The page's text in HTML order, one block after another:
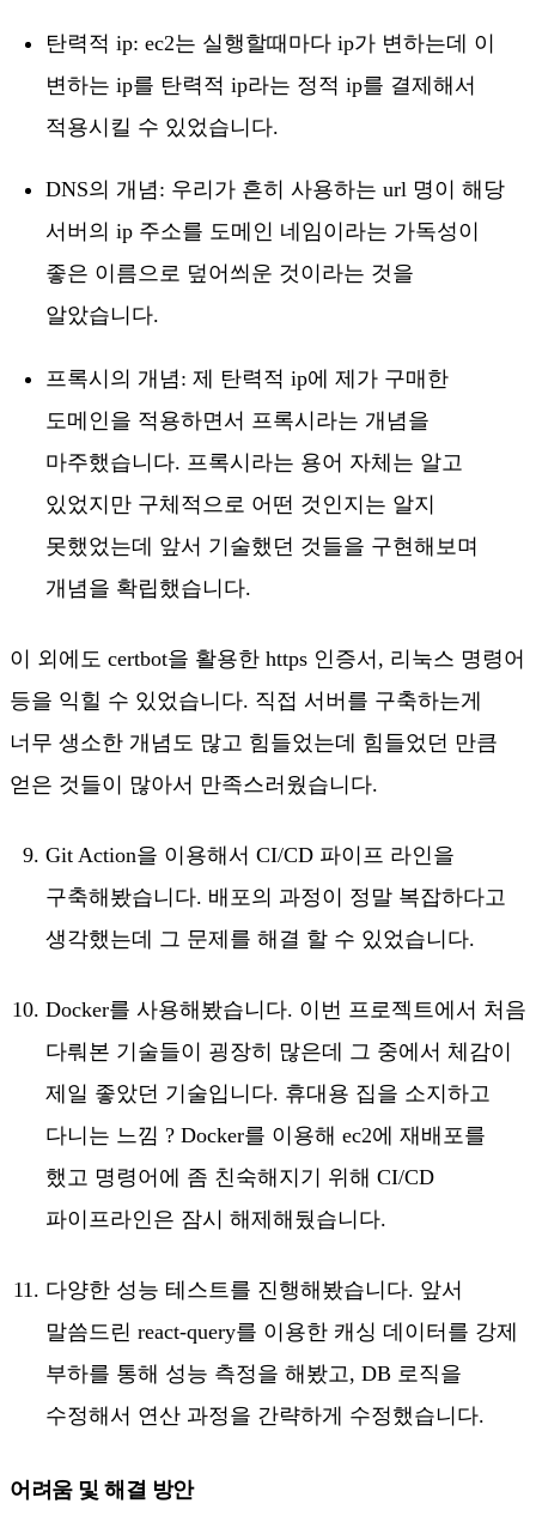
탄력적 ip: ec2는 실행할때마다 ip가 변하는데 이
변하는 ip를 탄력적 ip라는 정적 ip를 결제해서
적용시킬 수 있었습니다.
DNS의 개념: 우리가 흔히 사용하는 url 명이 해당
서버의 ip 주소를 도메인 네임이라는 가독성이
좋은 이름으로 덮어씌운 것이라는 것을
알았습니다.
프록시의 개념: 제 탄력적 ip에 제가 구매한
도메인을 적용하면서 프록시라는 개념을
마주했습니다. 프록시라는 용어 자체는 알고
있었지만 구체적으로 어떤 것인지는 알지
못했었는데 앞서 기술했던 것들을 구현해보며
개념을 확립했습니다.
이 외에도 certbot을 활용한 https 인증서, 리눅스 명령어
등을 익힐 수 있었습니다. 직접 서버를 구축하는게
너무 생소한 개념도 많고 힘들었는데 힘들었던 만큼
얻은 것들이 많아서 만족스러웠습니다.
Git Action을 이용해서 CI/CD 파이프 라인을
구축해봤습니다. 배포의 과정이 정말 복잡하다고
생각했는데 그 문제를 해결 할 수 있었습니다.
Docker를 사용해봤습니다. 이번 프로젝트에서 처음
다뤄본 기술들이 굉장히 많은데 그 중에서 체감이
제일 좋았던 기술입니다. 휴대용 집을 소지하고
다니는 느낌 ? Docker를 이용해 ec2에 재배포를
했고 명령어에 좀 친숙해지기 위해 CI/CD
파이프라인은 잠시 해제해뒀습니다.
다양한 성능 테스트를 진행해봤습니다. 앞서
말씀드린 react-query를 이용한 캐싱 데이터를 강제
부하를 통해 성능 측정을 해봤고, DB 로직을
수정해서 연산 과정을 간략하게 수정했습니다.
어려움 및 해결 방안